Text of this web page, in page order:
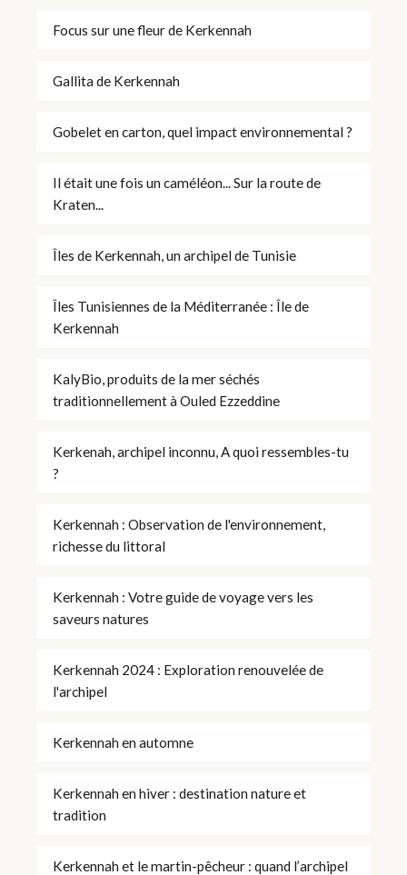
Focus sur une fleur de Kerkennah
Gallita de Kerkennah
Gobelet en carton, quel impact environnemental ?
Il était une fois un caméléon... Sur la route de
Kraten...
Îles de Kerkennah, un archipel de Tunisie
Îles Tunisiennes de la Méditerranée : Île de
Kerkennah
KalyBio, produits de la mer séchés
traditionnellement à Ouled Ezzeddine
Kerkenah, archipel inconnu, A quoi ressembles-tu
?
Kerkennah : Observation de l'environnement,
richesse du littoral
Kerkennah : Votre guide de voyage vers les
saveurs natures
Kerkennah 2024 : Exploration renouvelée de
l'archipel
Kerkennah en automne
Kerkennah en hiver : destination nature et
tradition
Kerkennah et le martin-pêcheur : quand l’archipel